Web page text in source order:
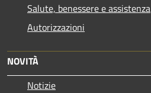
Salute, benessere e assistenza
Autorizzazioni
NOVITÀ
Notizie